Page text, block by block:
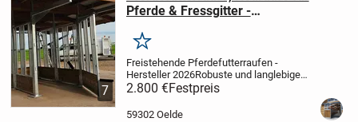
7
Pferde & Fressgitter -
Merken
Freistehende Pferdefutterraufen -
Hersteller 2026Robuste und langlebige
freistehende Pferdefutterraufen direkt
vom Hersteller, entwickelt für eine sichere
und effiziente Heufütterung in
2.800 €Festpreis
59302 Oelde